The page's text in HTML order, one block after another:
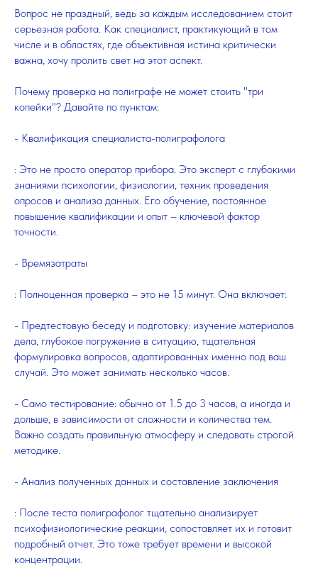
Вопрос не праздный, ведь за каждым исследованием стоит
серьезная работа. Как специалист, практикующий в том
числе и в областях, где объективная истина критически
важна, хочу пролить свет на этот аспект.
Почему проверка на полиграфе не может стоить "три
копейки"? Давайте по пунктам:
- Квалификация специалиста-полиграфолога
: Это не просто оператор прибора. Это эксперт с глубокими
знаниями психологии, физиологии, техник проведения
опросов и анализа данных. Его обучение, постоянное
повышение квалификации и опыт – ключевой фактор
точности.
- Времязатраты
: Полноценная проверка – это не 15 минут. Она включает:
- Предтестовую беседу и подготовку: изучение материалов
дела, глубокое погружение в ситуацию, тщательная
формулировка вопросов, адаптированных именно под ваш
случай. Это может занимать несколько часов.
- Само тестирование: обычно от 1.5 до 3 часов, а иногда и
дольше, в зависимости от сложности и количества тем.
Важно создать правильную атмосферу и следовать строгой
методике.
- Анализ полученных данных и составление заключения
: После теста полиграфолог тщательно анализирует
психофизиологические реакции, сопоставляет их и готовит
подробный отчет. Это тоже требует времени и высокой
концентрации.